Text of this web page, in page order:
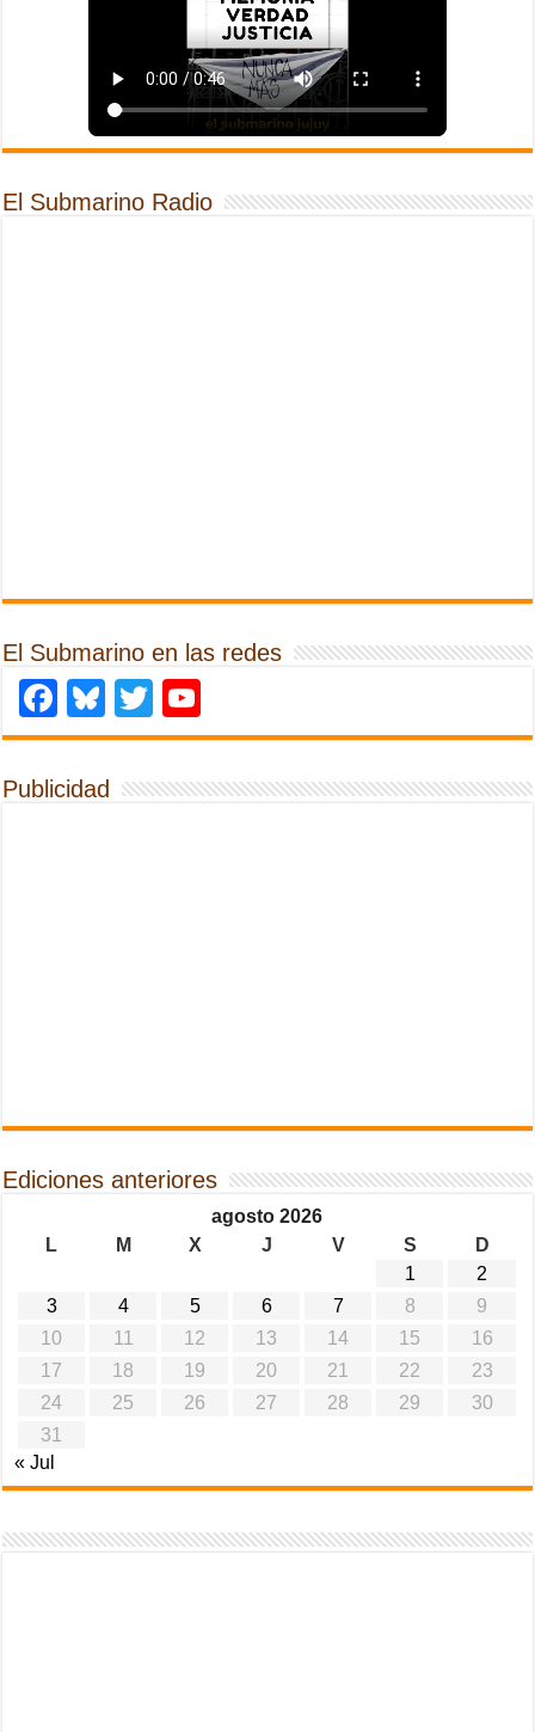
El Submarino Radio
El Submarino en las redes
Facebook
Bluesky
Twitter
Publicidad
Ediciones anteriores
agosto 2026
L
M X J V S
D
1
2
3
4 5 6 7 8
9
10
11 12 13 14 15
16
17
18 19 20 21 22
23
24
25 26 27 28 29
30
31
« Jul